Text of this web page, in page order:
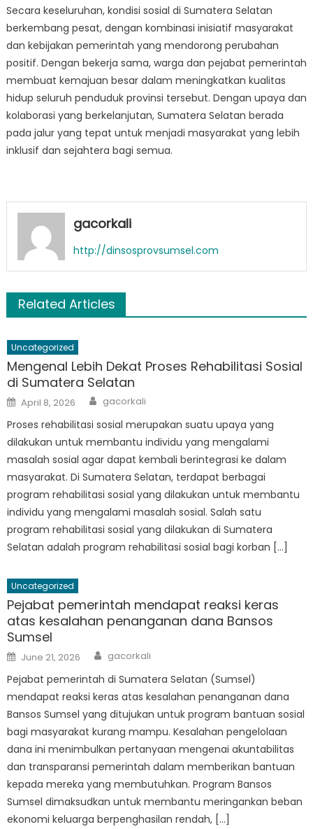
Secara keseluruhan, kondisi sosial di Sumatera Selatan
berkembang pesat, dengan kombinasi inisiatif masyarakat
dan kebijakan pemerintah yang mendorong perubahan
positif. Dengan bekerja sama, warga dan pejabat pemerintah
membuat kemajuan besar dalam meningkatkan kualitas
hidup seluruh penduduk provinsi tersebut. Dengan upaya dan
kolaborasi yang berkelanjutan, Sumatera Selatan berada
pada jalur yang tepat untuk menjadi masyarakat yang lebih
inklusif dan sejahtera bagi semua.
gacorkali
http://dinsosprovsumsel.com
Related Articles
Uncategorized
Mengenal Lebih Dekat Proses Rehabilitasi Sosial
di Sumatera Selatan
Posted
on
April 8, 2026 Author
gacorkali
Proses rehabilitasi sosial merupakan suatu upaya yang
dilakukan untuk membantu individu yang mengalami
masalah sosial agar dapat kembali berintegrasi ke dalam
masyarakat. Di Sumatera Selatan, terdapat berbagai
program rehabilitasi sosial yang dilakukan untuk membantu
individu yang mengalami masalah sosial. Salah satu
program rehabilitasi sosial yang dilakukan di Sumatera
Selatan adalah program rehabilitasi sosial bagi korban […]
Uncategorized
Pejabat pemerintah mendapat reaksi keras
atas kesalahan penanganan dana Bansos
Sumsel
Posted
on
June 21, 2026 Author
gacorkali
Pejabat pemerintah di Sumatera Selatan (Sumsel)
mendapat reaksi keras atas kesalahan penanganan dana
Bansos Sumsel yang ditujukan untuk program bantuan sosial
bagi masyarakat kurang mampu. Kesalahan pengelolaan
dana ini menimbulkan pertanyaan mengenai akuntabilitas
dan transparansi pemerintah dalam memberikan bantuan
kepada mereka yang membutuhkan. Program Bansos
Sumsel dimaksudkan untuk membantu meringankan beban
ekonomi keluarga berpenghasilan rendah, […]